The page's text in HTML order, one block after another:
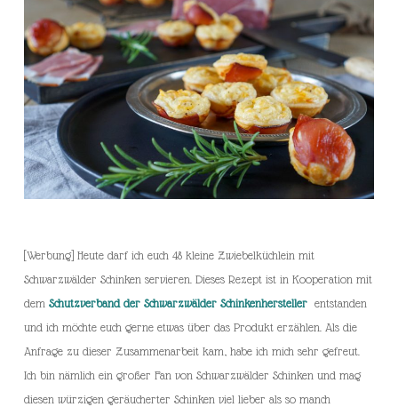
[Werbung] Heute darf ich euch 48 kleine Zwiebelküchlein mit
Schwarzwälder Schinken servieren. Dieses Rezept ist in Kooperation mit
dem Schutzverband der Schwarzwälder Schinkenhersteller entstanden
und ich möchte euch gerne etwas über das Produkt erzählen. Als die
Anfrage zu dieser Zusammenarbeit kam, habe ich mich sehr gefreut.
Ich bin nämlich ein großer Fan von Schwarzwälder Schinken und mag
diesen würzigen geräucherter Schinken viel lieber als so manch